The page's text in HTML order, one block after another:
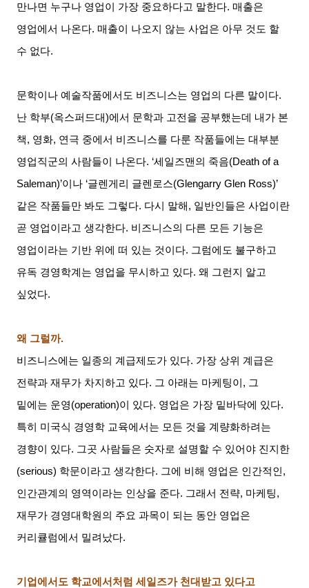
만나면 누구나 영업이 가장 중요하다고 말한다.매출은
영업에서 나온다.매출이 나오지 않는 사업은 아무 것도 할
수 없다.
문학이나 예술작품에서도 비즈니스는 영업의 다른 말이다.
난 학부(옥스퍼드대)에서 문학과 고전을 공부했는데 내가 본
책, 영화, 연극 중에서 비즈니스를 다룬 작품들에는 대부분
영업직군의 사람들이 나온다. ‘세일즈맨의 죽음(Death of a
Saleman)’이나 ‘글렌게리 글렌로스(Glengarry Glen Ross)’
같은 작품들만 봐도 그렇다. 다시 말해 , 일반인들은 사업이란
곧 영업이라고 생각한다. 비즈니스의 다른 모든 기능은
영업이라는 기반 위에 떠 있는 것이다. 그럼에도 불구하고
유독 경영학계는 영업을 무시하고 있다.왜 그런지 알고
싶었다.
왜 그럴까.
비즈니스에는 일종의 계급제도가 있다. 가장 상위 계급은
전략과 재무가 차지하고 있다. 그 아래는 마케팅이 , 그
밑에는 운영(operation)이 있다. 영업은 가장 밑바닥에 있다.
특히 미국식 경영학 교육에서는 모든 것을 계량화하려는
경향이 있다. 그곳 사람들은 숫자로 설명할 수 있어야 진지한
(serious) 학문이라고 생각한다. 그에 비해 영업은 인간적인 ,
인간관계의 영역이라는 인상을 준다. 그래서 전략, 마케팅,
재무가 경영대학원의 주요 과목이 되는 동안 영업은
커리큘럼에서 밀려났다.
기업에서도 학교에서처럼 세일즈가 천대받고 있다고